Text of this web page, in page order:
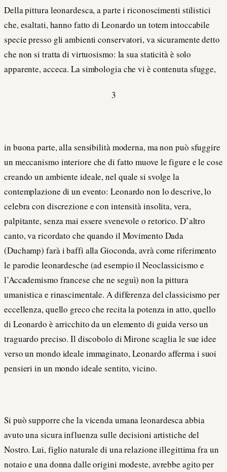
Della pittura leonardesca, a parte i riconoscimenti stilistici
che, esaltati, hanno fatto di Leonardo un totem intoccabile
specie presso gli ambienti conservatori, va sicuramente detto
che non si tratta di virtuosismo: la sua staticità è solo
apparente, acceca. La simbologia che vi è contenuta sfugge,
3
in buona parte, alla sensibilità moderna, ma non può sfuggire
un meccanismo interiore che di fatto muove le figure e le cose
creando un ambiente ideale, nel quale si svolge la
contemplazione di un evento: Leonardo non lo descrive, lo
celebra con discrezione e con intensità insolita, vera,
palpitante, senza mai essere svenevole o retorico. D’altro
canto, va ricordato che quando il Movimento Dada
(Duchamp) farà i baffi alla Gioconda, avrà come riferimento
le parodie leonardesche (ad esempio il Neoclassicismo e
l’Accademismo francese che ne seguì) non la pittura
umanistica e rinascimentale. A differenza del classicismo per
eccellenza, quello greco che recita la potenza in atto, quello
di Leonardo è arricchito da un elemento di guida verso un
traguardo preciso. Il discobolo di Mirone scaglia le sue idee
verso un mondo ideale immaginato, Leonardo afferma i suoi
pensieri in un mondo ideale sentito, vicino.
Si può supporre che la vicenda umana leonardesca abbia
avuto una sicura influenza sulle decisioni artistiche del
Nostro. Lui, figlio naturale di una relazione illegittima fra un
notaio e una donna dalle origini modeste, avrebbe agito per